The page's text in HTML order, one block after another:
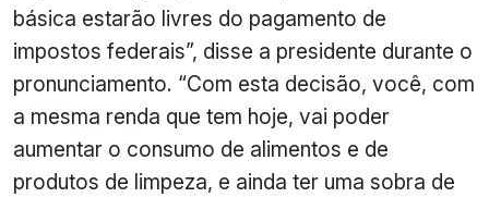
básica estarão livres do pagamento de
impostos federais”, disse a presidente durante o
pronunciamento. “Com esta decisão, você, com
a mesma renda que tem hoje, vai poder
aumentar o consumo de alimentos e de
produtos de limpeza, e ainda ter uma sobra de